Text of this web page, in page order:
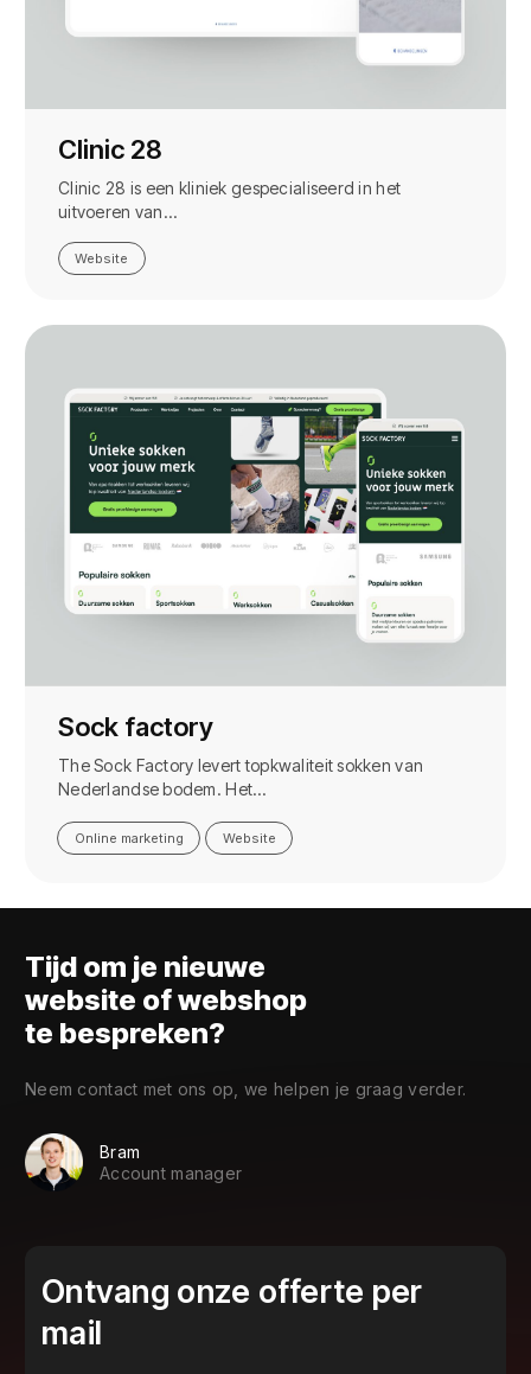
Clinic 28
Clinic 28 is een kliniek gespecialiseerd in het
uitvoeren van…
Website
Sock factory
The Sock Factory levert topkwaliteit sokken van
Nederlandse bodem. Het…
Online marketing Website
Tijd om je nieuwe
website of webshop
te bespreken?
Neem contact met ons op, we helpen je graag verder.
Bram
Account manager
Ontvang onze offerte per
mail